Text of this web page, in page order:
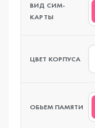
ВИД СИМ-
КАРТЫ
ЦВЕТ КОРПУСА
ОБЬЕМ ПАМЯТИ